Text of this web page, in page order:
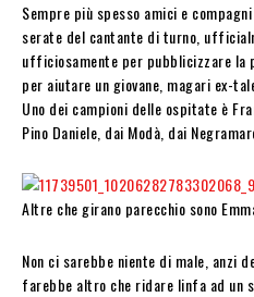
Sempre più spesso amici e
serate del cantante di turno,
ufficiosamente per pubblicizzare la
per aiutare un giovane, magari ex-
Uno dei campioni delle ospitate è
Pino Daniele, dai Modà, dai
Altre che girano parecchio sono
Non ci sarebbe niente di male, anzi
farebbe altro che ridare linfa ad un